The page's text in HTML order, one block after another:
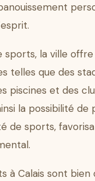
sports, la ville
telles que des
piscines et des
la possibilité de
de sports,
à Calais sont bien